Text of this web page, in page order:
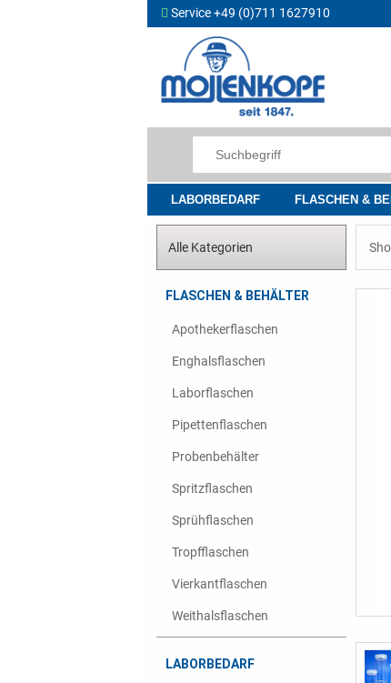
Service +49 (0)711 1627910
LABORBEDARF FLASCHEN &
Alle Kategorien
FLASCHEN & BEHÄLTER
Apothekerflaschen
Enghalsflaschen
Laborflaschen
Pipettenflaschen
Probenbehälter
Spritzflaschen
Sprühflaschen
Tropfflaschen
Vierkantflaschen
Weithalsflaschen
LABORBEDARF